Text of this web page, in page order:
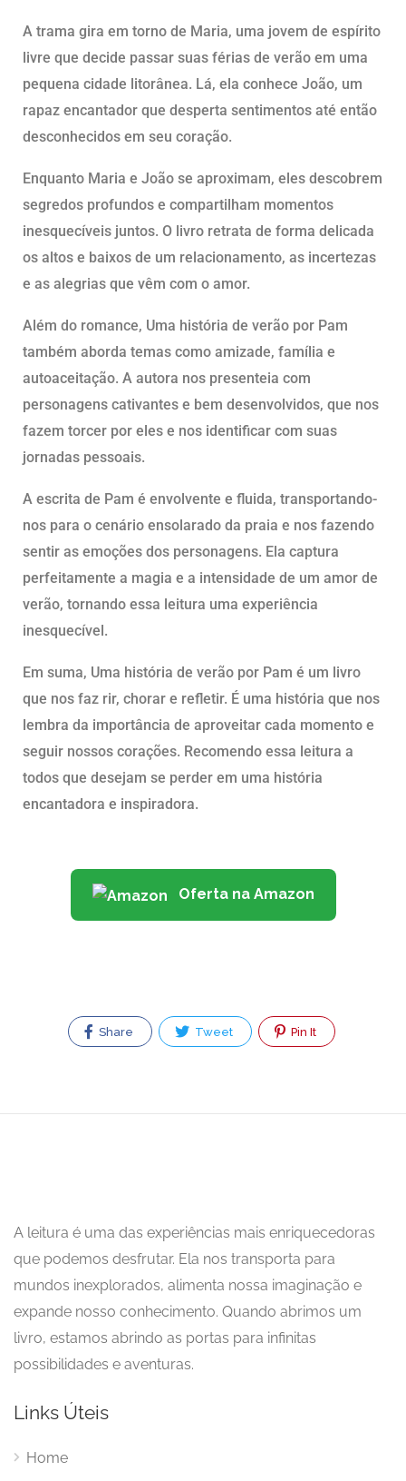
A trama gira em torno de Maria, uma jovem de espírito
livre que decide passar suas férias de verão em uma
pequena cidade litorânea. Lá, ela conhece João, um
rapaz encantador que desperta sentimentos até então
desconhecidos em seu coração.
Enquanto Maria e João se aproximam, eles descobrem
segredos profundos e compartilham momentos
inesquecíveis juntos. O livro retrata de forma delicada
os altos e baixos de um relacionamento, as incertezas
e as alegrias que vêm com o amor.
Além do romance, Uma história de verão por Pam
também aborda temas como amizade, família e
autoaceitação. A autora nos presenteia com
personagens cativantes e bem desenvolvidos, que nos
fazem torcer por eles e nos identificar com suas
jornadas pessoais.
A escrita de Pam é envolvente e fluida, transportando-
nos para o cenário ensolarado da praia e nos fazendo
sentir as emoções dos personagens. Ela captura
perfeitamente a magia e a intensidade de um amor de
verão, tornando essa leitura uma experiência
inesquecível.
Em suma, Uma história de verão por Pam é um livro
que nos faz rir, chorar e refletir. É uma história que nos
lembra da importância de aproveitar cada momento e
seguir nossos corações. Recomendo essa leitura a
todos que desejam se perder em uma história
encantadora e inspiradora.
Oferta na Amazon
Share Tweet Pin It
A leitura é uma das experiências mais enriquecedoras
que podemos desfrutar. Ela nos transporta para
mundos inexplorados, alimenta nossa imaginação e
expande nosso conhecimento. Quando abrimos um
livro, estamos abrindo as portas para infinitas
possibilidades e aventuras.
Links Úteis
Home